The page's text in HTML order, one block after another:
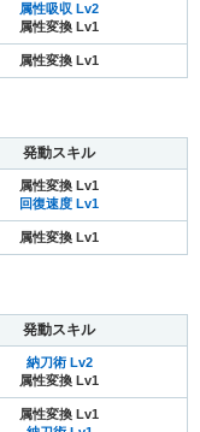
属性吸収 Lv2
属性変換 Lv1
属性変換 Lv1
発動スキル
属性変換 Lv1
回復速度 Lv1
属性変換 Lv1
発動スキル
納刀術 Lv2
属性変換 Lv1
属性変換 Lv1